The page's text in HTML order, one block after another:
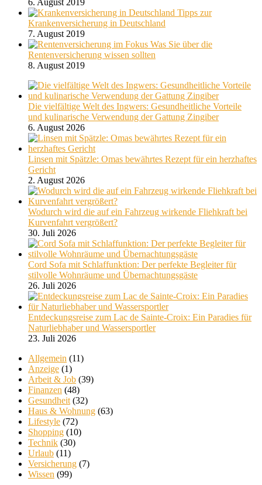
Tipps zur
Krankenversicherung in Deutschland
7. August 2019
Was Sie über die
Rentenversicherung wissen sollten
8. August 2019
Die vielfältige Welt des Ingwers: Gesundheitliche Vorteile
und kulinarische Verwendung der Gattung Zingiber
6. August 2026
Linsen mit Spätzle: Omas bewährtes Rezept für ein herzhaftes
Gericht
2. August 2026
Wodurch wird die auf ein Fahrzeug wirkende Fliehkraft bei
Kurvenfahrt vergrößert?
30. Juli 2026
Cord Sofa mit Schlaffunktion: Der perfekte Begleiter für
stilvolle Wohnräume und Übernachtungsgäste
26. Juli 2026
Entdeckungsreise zum Lac de Sainte-Croix: Ein Paradies für
Naturliebhaber und Wassersportler
23. Juli 2026
Allgemein (11)
Anzeige (1)
Arbeit & Job (39)
Finanzen (48)
Gesundheit (32)
Haus & Wohnung (63)
Lifestyle (72)
Shopping (10)
Technik (30)
Urlaub (11)
Versicherung (7)
Wissen (99)